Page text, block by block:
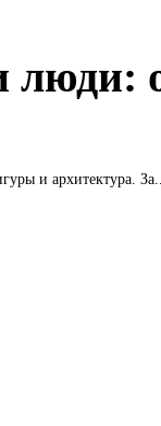
люди:
и архитектура.